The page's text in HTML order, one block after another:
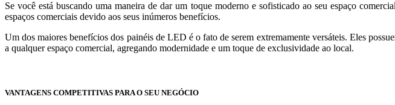
Se você está buscando uma maneira de dar um toque moderno e sofisticado ao seu espaço
espaços comerciais devido aos seus inúmeros benefícios.
Um dos maiores benefícios dos painéis de LED é o fato de serem extremamente versáteis. Eles
a qualquer espaço comercial, agregando modernidade e um toque de exclusividade ao local.
VANTAGENS COMPETITIVAS PARA O SEU NEGÓCIO